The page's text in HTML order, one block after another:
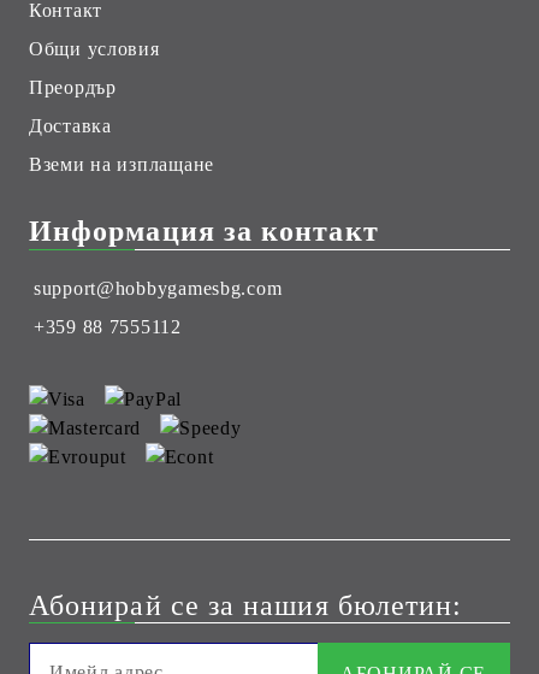
Контакт
Общи условия
Преордър
Доставка
Вземи на изплащане
Информация за контакт
support@hobbygamesbg.com
+359 88 7555112
Абонирай се за нашия бюлетин: